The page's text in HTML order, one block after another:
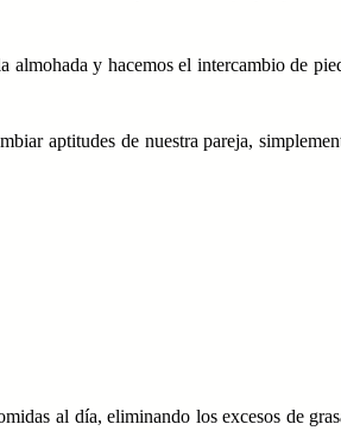
y hacemos el intercambio de
aptitudes de nuestra pareja,
al día, eliminando los excesos de